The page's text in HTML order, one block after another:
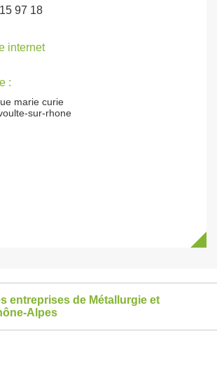
97 18
internet
:
marie curie
sur-rhone
entreprises de Métallurgie et
Alpes